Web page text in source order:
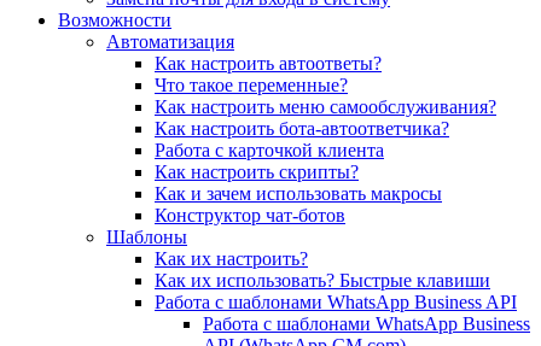
Возможности
Автоматизация
Как настроить автоответы?
Что такое переменные?
Как настроить меню самообслуживания?
Как настроить бота-автоответчика?
Работа с карточкой клиента
Как настроить скрипты?
Как и зачем использовать макросы
Конструктор чат-ботов
Шаблоны
Как их настроить?
Как их использовать? Быстрые клавиши
Работа с шаблонами WhatsApp Business API
Работа с шаблонами WhatsApp Business